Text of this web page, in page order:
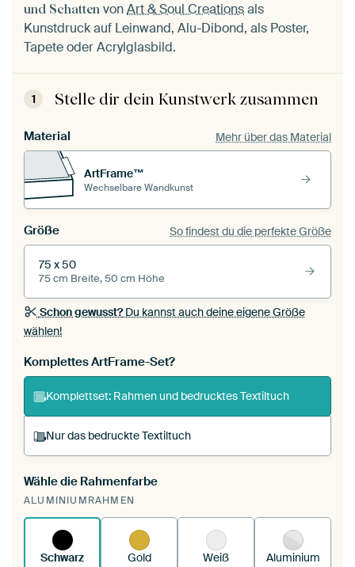
und Schatten vonArt & Soul Creationsals
Kunstdruck auf Leinwand, Alu-Dibond, als Poster,
Tapete oder Acrylglasbild.
1 Stelle dir dein Kunstwerk zusammen
Material Mehr über das Material
ArtFrame™
Wechselbare Wandkunst
Größe So findest du die perfekte Größe
75 x 50
75 cm Breite, 50 cm Höhe
Schon gewusst?Du kannst auch deine eigene Größe
wählen!
Komplettes ArtFrame-Set?
Komplettset: Rahmen und bedrucktes Textiltuch
Nur das bedruckte Textiltuch
Du spannst einen wechselbaren Textiltuch in
deinen vorhandenen ArtFrame™.
funktioniert es.
Wähle die Rahmenfarbe
ALUMINIUMRAHMEN
Schwarz Gold Weiß Aluminium